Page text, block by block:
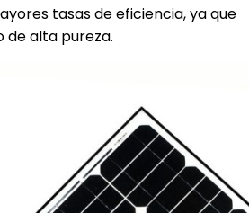
tasas de eficiencia, ya que
de alta pureza.